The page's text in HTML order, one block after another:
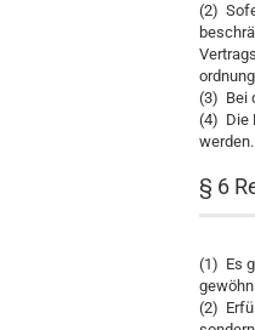
(2)
(3) Bei
(4) Die
§ 6
(1) Es
(2)